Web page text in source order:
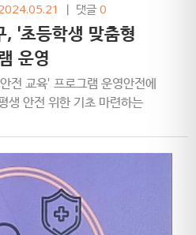
ㅣ 댓글0
'초등학생 맞춤형
운영
전 교육' 프로그램 운영안전에
생 안전 위한 기초 마련하는